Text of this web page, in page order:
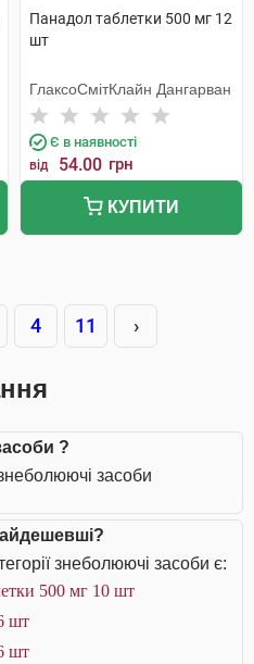
Панадол таблетки 500 мг 12
шт
ГлаксоСмітКлайн Дангарван
Є в наявності
від 54.00 грн
КУПИТИ
4 11 ›
?
засоби
знеболюючі засоби є:
500 мг 10 шт
шт
шт